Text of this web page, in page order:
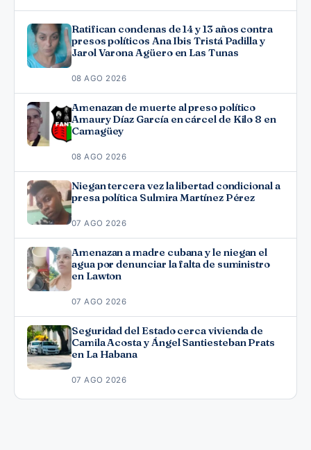
Ratifican condenas de 14 y 13 años contra
presos políticos Ana Ibis Tristá Padilla y
Jarol Varona Agüero en Las Tunas
08 AGO 2026
Amenazan de muerte al preso político
Amaury Díaz García en cárcel de Kilo 8 en
Camagüey
08 AGO 2026
Niegan tercera vez la libertad condicional a
presa política Sulmira Martínez Pérez
07 AGO 2026
Amenazan a madre cubana y le niegan el
agua por denunciar la falta de suministro
en Lawton
07 AGO 2026
Seguridad del Estado cerca vivienda de
Camila Acosta y Ángel Santiesteban Prats
en La Habana
07 AGO 2026